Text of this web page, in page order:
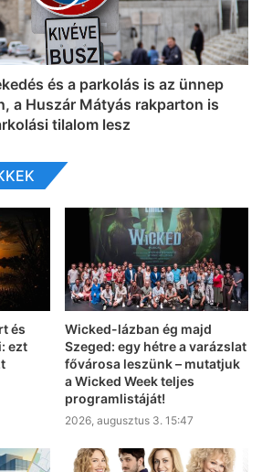
és a parkolás is az ünnep
a Huszár Mátyás rakparton is
tilalom lesz
és
ezt
Wicked-lázban ég majd
Szeged: egy hétre a varázslat
fővárosa leszünk – mutatjuk
a Wicked Week teljes
programlistáját!
2026, augusztus 3. 15:47